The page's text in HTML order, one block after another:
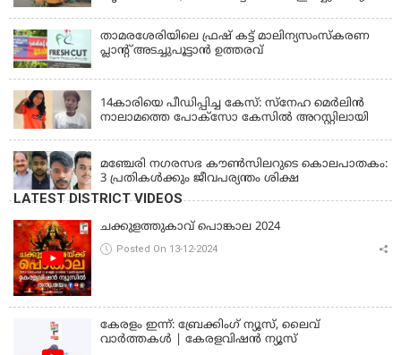
താമരശേരിയിലെ ഫ്രഷ് കട്ട് മാലിന്യസംസ്കരണ
പ്ലാന്റ് അടച്ചുപൂട്ടാൻ ഉത്തരവ്
14കാരിയെ പീഡിപ്പിച്ച കേസ്: സ്നേഹ മെർലിൻ
നാലാമത്തെ പോക്‌സോ കേസിൽ അറസ്റ്റിലായി
മഞ്ചേരി നഗരസഭ കൗൺസിലറുടെ കൊലപാതകം:
3 പ്രതികൾക്കും ജീവപര്യന്തം ശിക്ഷ
LATEST DISTRICT VIDEOS
ചക്കുളത്തുകാവ് പൊങ്കാല 2024
Posted On 13-12-2024
കേരളം ഇന്ന്: ബ്രേക്കിംഗ് ന്യൂസ്, ലൈവ്
വാർത്തകൾ | കേരളവിഷൻ ന്യൂസ്